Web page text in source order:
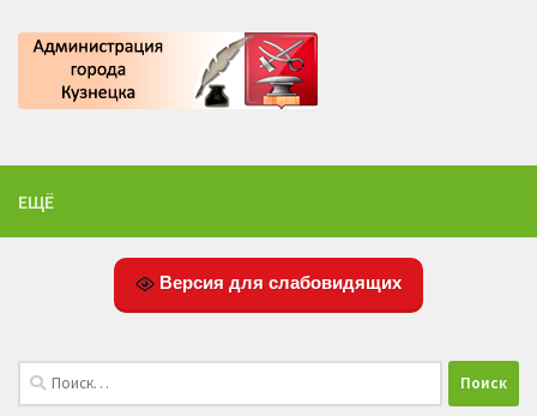
ЕЩЁ
Версия для слабовидящих
Найти: